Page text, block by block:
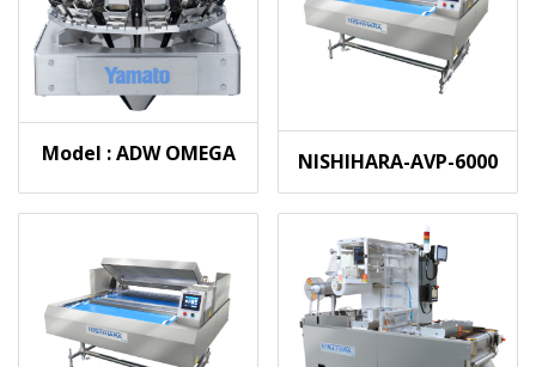
Model : ADW OMEGA NISHIHARA-AVP-6000